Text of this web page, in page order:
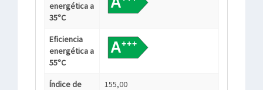
energética a
35°C
Eficiencia
energética a
55°C
Índice de
155,00